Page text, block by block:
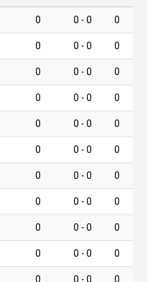
0 0 - 0 0
0 0 - 0 0
0 0 - 0 0
0 0 - 0 0
0 0 - 0 0
0 0 - 0 0
0 0 - 0 0
0 0 - 0 0
0 0 - 0 0
0 0 - 0 0
0 0 - 0 0